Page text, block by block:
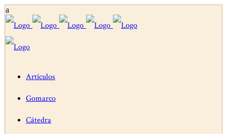
Artículos
Gomarco
Cátedra